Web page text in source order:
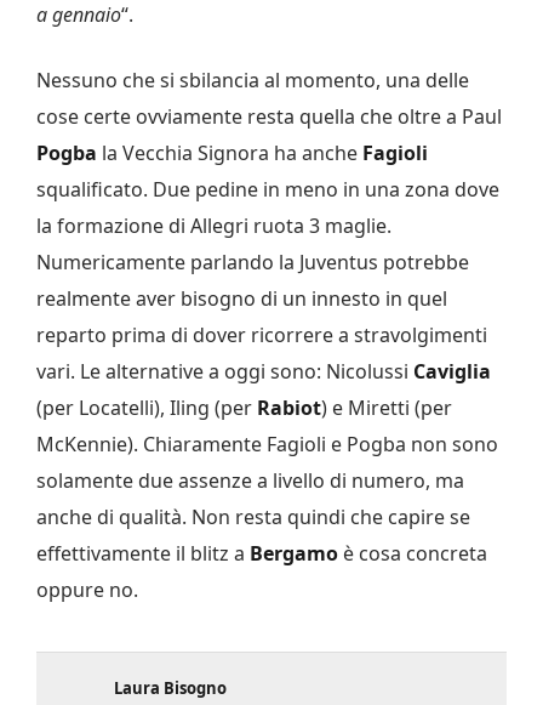
a gennaio“.
Nessuno che si sbilancia al momento, una delle
cose certe ovviamente resta quella che oltre a Paul
Pogba la Vecchia Signora ha anche Fagioli
squalificato. Due pedine in meno in una zona dove
la formazione di Allegri ruota 3 maglie.
Numericamente parlando la Juventus potrebbe
realmente aver bisogno di un innesto in quel
reparto prima di dover ricorrere a stravolgimenti
vari. Le alternative a oggi sono: Nicolussi Caviglia
(per Locatelli), Iling (per Rabiot) e Miretti (per
McKennie). Chiaramente Fagioli e Pogba non sono
solamente due assenze a livello di numero, ma
anche di qualità. Non resta quindi che capire se
effettivamente il blitz a Bergamo è cosa concreta
oppure no.
Laura Bisogno